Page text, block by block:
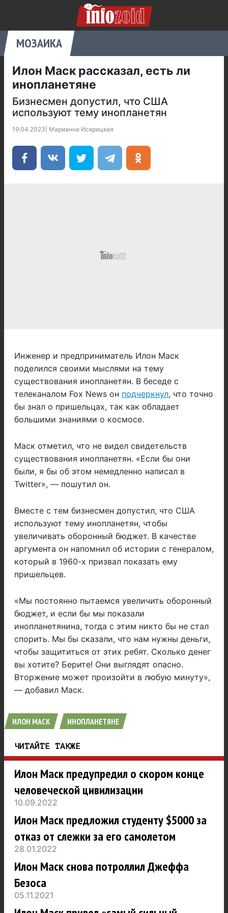
МОЗАИКА
Илон Маск рассказал, есть ли
инопланетяне
Бизнесмен допустил, что США
используют тему инопланетян
19.04.2023 Марианна Искрицкая
Инженер и предприниматель Илон Маск
поделился своими мыслями на тему
существования инопланетян. В беседе с
телеканалом Fox News он подчеркнул, что точно
бы знал о пришельцах, так как обладает
большими знаниями о космосе.
Маск отметил, что не видел свидетельств
существования инопланетян. «Если бы они
были, я бы об этом немедленно написал в
Twitter», — пошутил он.
Вместе с тем бизнесмен допустил, что США
используют тему инопланетян, чтобы
увеличивать оборонный бюджет. В качестве
аргумента он напомнил об истории с генералом,
который в 1960-х призвал показать ему
пришельцев.
«Мы постоянно пытаемся увеличить оборонный
бюджет, и если бы мы показали
инопланетянина, тогда с этим никто бы не стал
спорить. Мы бы сказали, что нам нужны деньги,
чтобы защититься от этих ребят. Сколько денег
вы хотите? Берите! Они выглядят опасно.
Вторжение может произойти в любую минуту»,
— добавил Маск.
ИЛОН МАСК ИНОПЛАНЕТЯНЕ
ЧИТАЙТЕ ТАКЖЕ
Илон Маск предупредил о скором конце
человеческой цивилизации
10.09.2022
Илон Маск предложил студенту $5000 за
отказ от слежки за его самолетом
28.01.2022
Илон Маск снова потроллил Джеффа
Безоса
05.11.2021